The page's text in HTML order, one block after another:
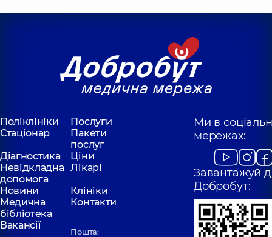
Поліклініки
Послуги
Стаціонар
Пакети
послуг
Діагностика
Ціни
Невідкладна
допомога
Лікарі
Новини
Клініки
Медична
бібліотека
Контакти
Вакансії
Пошта:
Ми в
мережах:
Завантажуй
Добробут: